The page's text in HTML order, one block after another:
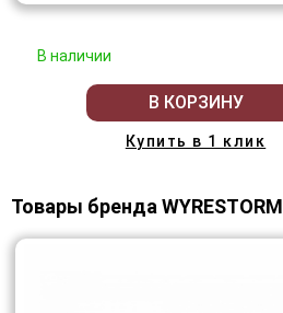
В наличии
В КОРЗИНУ
Купить в 1 клик
Товары бренда WYRESTORM